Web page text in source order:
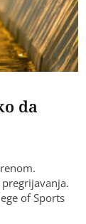
da
of Sports